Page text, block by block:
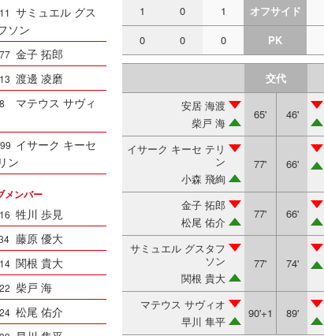
サミュエル グス
ソン
金子 拓郎
渡邊 凌磨
マテウス サヴィ
イサーク キーセ
ン
メンバー
牲川 歩見
藤原 優大
関根 貴大
柴戸 海
松尾 佑介
1
0 1 オフサイド
0
0 0 PK
交代
安居 海渡
柴戸 海
65' 46'
イサーク キーセ テリ
ン
小森 飛絢
77' 66'
金子 拓郎
松尾 佑介
77' 66'
サミュエル グスタフ
ソン
関根 貴大
77' 74'
マテウス サヴィオ
早川 隼平
90'+1 89'